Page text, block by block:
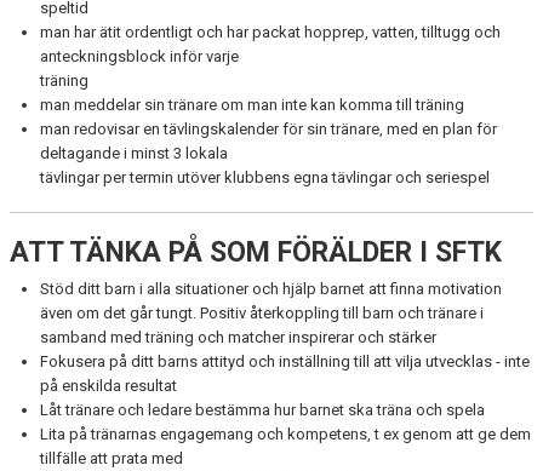
speltid
man har ätit ordentligt och har packat hopprep, vatten, tilltugg och
anteckningsblock inför varje
träning
man meddelar sin tränare om man inte kan komma till träning
man redovisar en tävlingskalender för sin tränare, med en plan för
deltagande i minst 3 lokala
tävlingar per termin utöver klubbens egna tävlingar och seriespel
ATT TÄNKA PÅ SOM FÖRÄLDER I SFTK
Stöd ditt barn i alla situationer och hjälp barnet att finna motivation
även om det går tungt. Positiv återkoppling till barn och tränare i
samband med träning och matcher inspirerar och stärker
Fokusera på ditt barns attityd och inställning till att vilja utvecklas - inte
på enskilda resultat
Låt tränare och ledare bestämma hur barnet ska träna och spela
Lita på tränarnas engagemang och kompetens, t ex genom att ge dem
tillfälle att prata med